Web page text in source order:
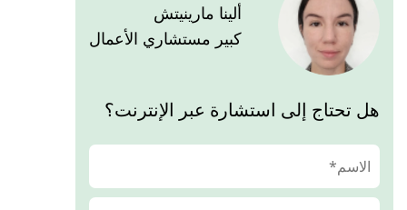
ألينا مارينيتش
كبير مستشاري الأعمال
هل تحتاج إلى استشارة عبر الإنترنت؟